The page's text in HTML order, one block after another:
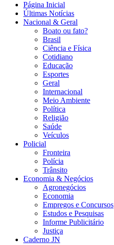
Página Inicial
Últimas Notícias
Nacional & Geral
Boato ou fato?
Brasil
Ciência e Física
Cotidiano
Educação
Esportes
Geral
Internacional
Meio Ambiente
Política
Religião
Saúde
Veículos
Policial
Fronteira
Polícia
Trânsito
Economia & Negócios
Agronegócios
Economia
Empregos e Concursos
Estudos e Pesquisas
Informe Publicitário
Justiça
Caderno JN